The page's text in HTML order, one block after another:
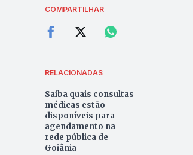
COMPARTILHAR
RELACIONADAS
Saiba quais consultas
médicas estão
disponíveis para
agendamento na
rede pública de
Goiânia